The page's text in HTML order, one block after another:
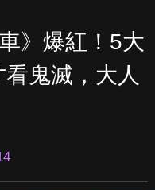
》爆紅！5大
鬼滅，大人